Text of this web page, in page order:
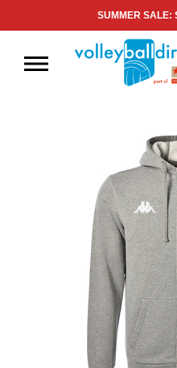
SUMMER SALE: